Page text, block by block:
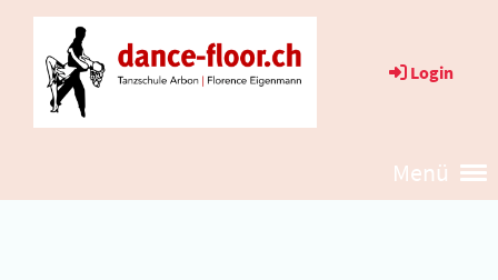
Login
Menü